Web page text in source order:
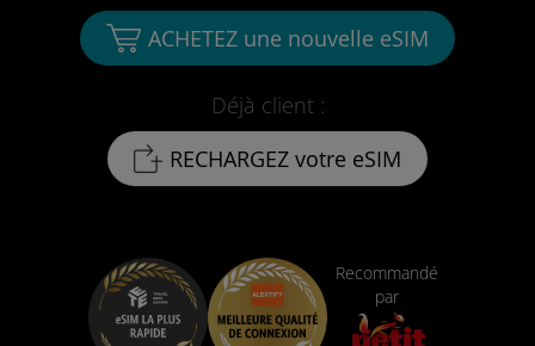
Déjà client :
RECHARGEZ votre eSIM
ACHETEZ une nouvelle eSIM
Recommandé
par